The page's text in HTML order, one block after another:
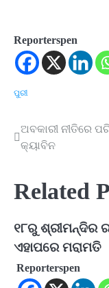
Reporterspen
ପୁରୀ
Post
navigation
ଅବକାରୀ ନୀତିରେ
କ୍ୟାବିନ
Related
୧୮ରୁ ଶ୍ରୀମନ୍ଦିର
ଏହାପରେ ମରାମତି
Reporterspen